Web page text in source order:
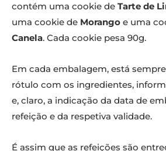
contém uma cookie de Tarte de
uma cookie de Morango e uma
Canela. Cada cookie pesa 90g.
Em cada embalagem, está
rótulo com os ingredientes,
e, claro, a indicação da data de
refeição e da respetiva validade.
É assim que as refeições são